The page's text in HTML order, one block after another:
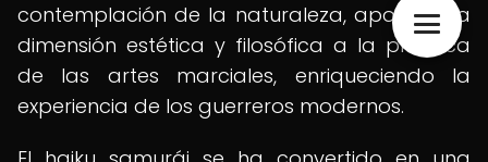
contemplación de la naturaleza, aporta una
dimensión estética y filosófica a la práctica
de las artes marciales, enriqueciendo la
experiencia de los guerreros modernos.